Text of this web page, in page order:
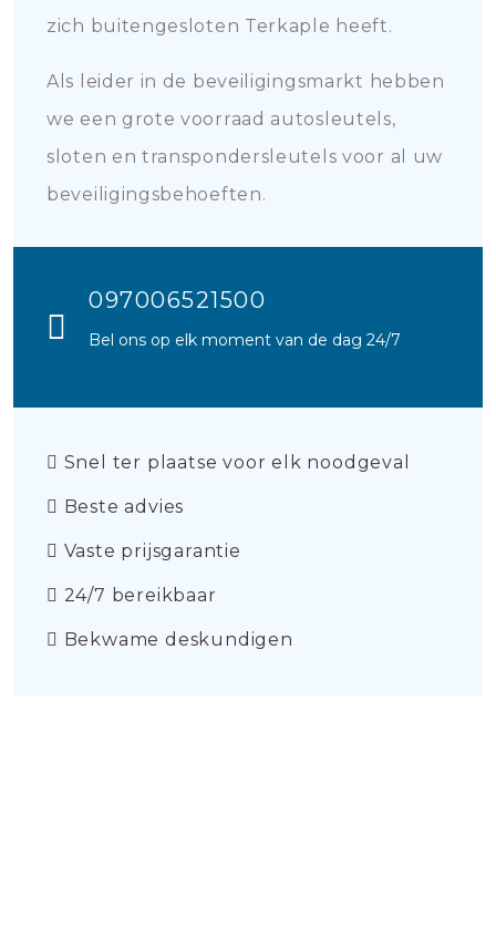
zich buitengesloten Terkaple heeft.
Als leider in de beveiligingsmarkt hebben
we een grote voorraad autosleutels,
sloten en transpondersleutels voor al uw
beveiligingsbehoeften.
097006521500
Bel ons op elk moment van de dag 24/7
Snel ter plaatse voor elk noodgeval
Beste advies
Vaste prijsgarantie
24/7 bereikbaar
Bekwame deskundigen